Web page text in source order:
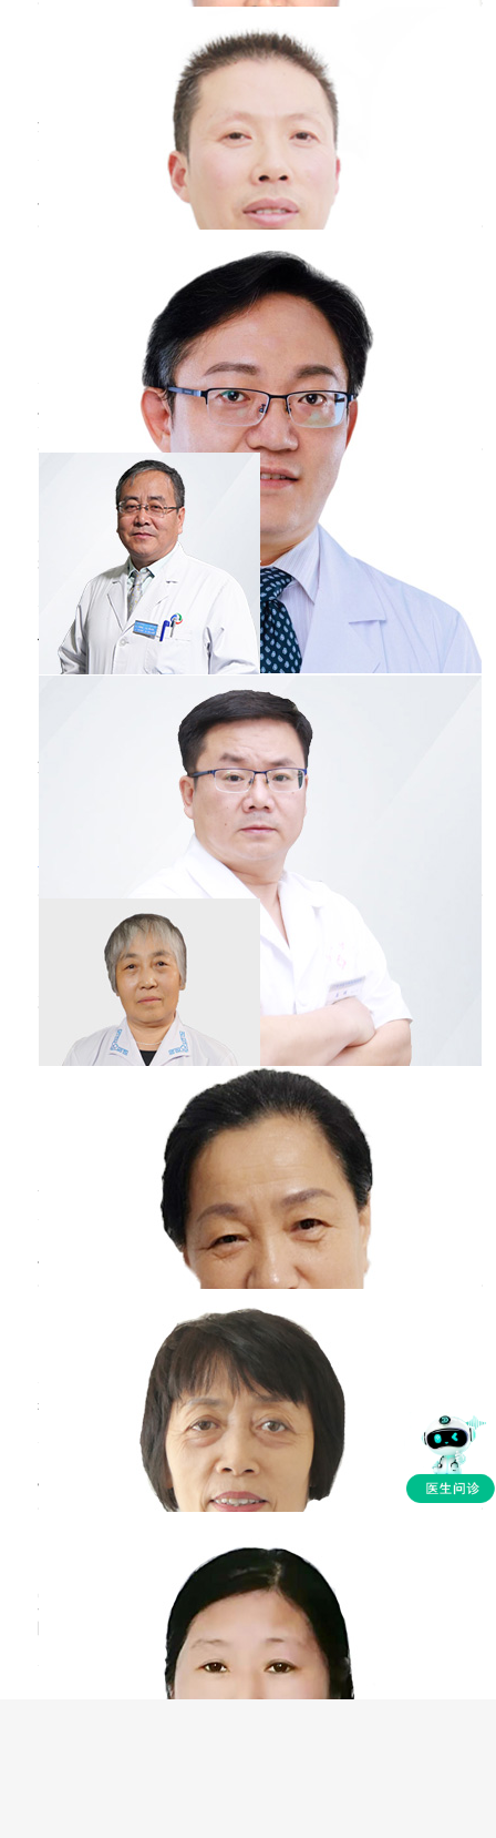
低龄婴幼儿时，要严格遵循儿科安全护理原
则，避免在其周围放置小物件，防止误吸异
2.过敏体质儿童：家长要详细记录孩子的过敏
原情况，在日常生活中尽量避免孩子接触已知
过敏原。在感冒咳嗽期间，要特别注意室内环
境的清洁，定期清扫灰尘，更换床单被罩等，
律使用抗过敏药物，不得擅自增减药量。
3.有基础疾病儿童：对于有基础疾病的儿童，
家长要严格按照医生的要求定期带孩子复诊，
密切监测基础疾病的控制情况。在感冒期间，
要更加精心护理，注意孩子的保暖，避免再次
受凉加重病情，同时要保证孩子的营养摄入，
以提高机体免疫力，帮助对抗感冒及基础疾病
带来的影响。
比下降，而淋巴细胞百分比多数增高。而细菌性
感冒则是白细胞总数升高，中性粒细胞百分比升
淮安市妇幼保健院
三甲
坐月子如果有感冒是能吃感冒药的，但是在
选择感冒药物的过程当中，不能吃一些容易透过
乳汁的药物，不然有可能会对新生儿产生不良影
响，包括肝肾功能的损伤，以及生长发育的影
响。所以有条件时在选择用药，上需要到医院就
诊，根据医嘱用药，在家庭护理当中要适当的多
喝点温热水，饮食要清淡。
感冒
山东省立医院
三甲
你好，大蒜可以经过按摩的方式进行治疗感
冒。可以将大蒜切成片的形状下，将其贴在百
会、太阳、风池、合谷等穴位各自按摩5分钟左
右，再用清水清洗干净。也可以采用滴蒜汁的方
法，将病人的两个鼻孔各滴入1滴蒜汁，维持5分
钟左右，此种方法对治疗流感的效果极好。
治疗 的偏方有哪些
王喜成 副主任医师
包头市蒙医中医医院
三甲
一般不建议患者随便食用民间偏方，但是正常饮
食方面可以尝试，比如川贝和梨、蜂蜜板栗等。
但是特殊的方法患者尽量不要乱用，比如外贴皮
肤药物，很有可能会引起皮肤上损伤，所以尽量
不要使用。如果患者的咳嗽症状比较严重，还是
需要去医院检查，明确诊断。因为很多中老年的
刺激性咳嗽、咳中带血，可能是肺结核、肺癌的
早期症状。所以患者最好及时去医院拍胸片检
查，以
什么是过敏性咳嗽
副主任医师
承德医学院附属医院
三甲
过敏性咳嗽是指患者接触过敏的物质，从而引起
的咳嗽。这类患者通过有过敏性疾病的病史或是
过敏性物质接触史，比如有过敏性鼻炎、接触花
粉、接触鱼虾蟹、接触冷空气或其他一些异味。
过敏性咳嗽通常表现为刺激性、阵发性的干
咳，，而且是白天和夜间都会出现咳嗽。咳嗽的
同时会伴有咽喉部的发痒。
感冒 鼻子不通气的小妙招
韩玉珍
锡林郭勒盟蒙医医院
三甲
刚满月宝宝感冒
副主任医师
鹤岗市人民医院
三甲
刚满月宝宝感冒鼻塞处理办法与孩子程度有关
系，如果孩子只是轻微流鼻涕、鼻塞，可以给孩
子用海盐水洗鼻，温毛巾敷孩子鼻子周围，注意
孩子囟门保暖，适当给孩子喝温开水缓解症状。
如果还是感冒，鼻塞状不见减轻，孩子吐奶、吃
奶量减少、吐奶泡泡，不能排除有新生儿肺炎，
就需要带孩子到医院进行诊治，让医生听一下孩
子心肺，检查一下血常规、C反应蛋白，明确孩
前先喉咙疼
首都医科大学宣武医院
三甲
感冒前出现喉咙疼主要是由于这时已经发生了病
毒感染，病毒导致咽喉部粘膜肿胀这时就容易出
现喉咙疼痛，其次还会伴有流鼻涕、鼻塞、发
烧、头疼、头晕、食欲下降等常见症状。建议平
时要多喝白开水，多休息，少吃辛辣刺激食物，
减少运动。感冒一般需要七到十天左右可以康
不宜吃什么水果
三甲
宝宝咳嗽，不宜吃的水果如下：一、不能给宝宝
吃过于甘甜的水果，如橙子、芦柑、芒果等，过
甜的水果会刺激宝宝咽喉部，使痰液粘稠不易咳
出。二、不能吃寒凉水果，如山竹、西瓜、西红